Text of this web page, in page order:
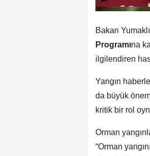
Bakan
Programına
ilgilendiren
Yangın
da büyük
kritik bir rol
Orman
“Orman